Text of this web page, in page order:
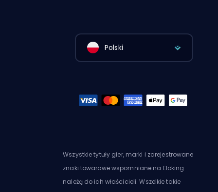
Polski
Wszystkie tytuły gier, marki i zarejestrowane
znaki towarowe wspomniane na Eloking
należą do ich właścicieli. Wszelkie takie